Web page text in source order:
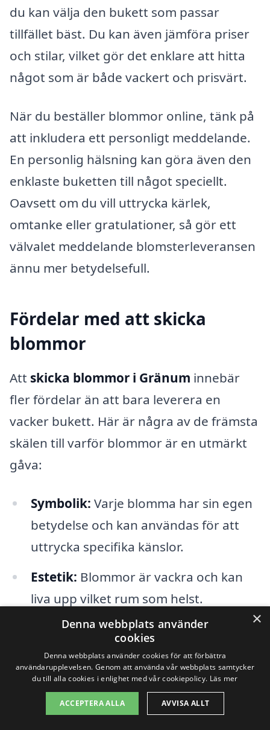
du kan välja den bukett som passar
tillfället bäst. Du kan även jämföra priser
och stilar, vilket gör det enklare att hitta
något som är både vackert och prisvärt.
När du beställer blommor online, tänk på
att inkludera ett personligt meddelande.
En personlig hälsning kan göra även den
enklaste buketten till något speciellt.
Oavsett om du vill uttrycka kärlek,
omtanke eller gratulationer, så gör ett
välvalet meddelande blomsterleveransen
ännu mer betydelsefull.
Fördelar med att skicka
blommor
Att skicka blommor i Gränum innebär
fler fördelar än att bara leverera en
vacker bukett. Här är några av de främsta
skälen till varför blommor är en utmärkt
gåva:
Symbolik: Varje blomma har sin egen
betydelse och kan användas för att
uttrycka specifika känslor.
Estetik: Blommor är vackra och kan
liva upp vilket rum som helst.
Praktiskt:Beställning och leverans av
blommor är enkelt och
tidsbesparande, särskilt om du inte
har möjlighet att handla personligen.
×
Denna webbplats använder
cookies
Denna webbplats använder cookies för att förbättra
användarupplevelsen. Genom att använda vår webbplats samtycker
du till alla cookies i enlighet med vår cookiepolicy. Läs mer
ACCEPTERA ALLA AVVISA ALLT